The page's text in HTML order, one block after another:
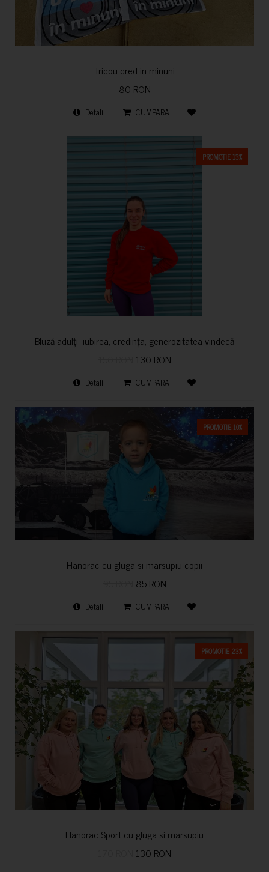
Tricou cred in minuni
80 RON
Detalii CUMPARA
PROMOTIE 13%
Bluză adulți- iubirea, credința, generozitatea vindecă
130 RON
Detalii CUMPARA
PROMOTIE 10%
Hanorac cu gluga si marsupiu copii
85 RON
Detalii CUMPARA
PROMOTIE 23%
Hanorac Sport cu gluga si marsupiu
130 RON